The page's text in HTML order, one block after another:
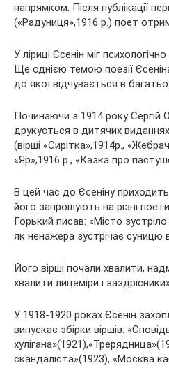
напрямком. Після публікації
(«Радуниця»,1916 р.) поет
У ліриці Єсенін міг
Ще однією темою поезії
до якої відчувається в
Починаючи з 1914 року Сергій
друкується в дитячих
(вірші «Сирітка»,1914р.,
«Яр»,1916 р., «Казка про
В цей час до Єсеніну
його запрошують на різні
Горький писав: «Місто
як ненажера зустрічає суницю в
Його вірші почали хвалити,
хвалити лицеміри і
У 1918-1920 роках Єсенін
випускає збірки віршів:
скандаліста»(1923), «Москва